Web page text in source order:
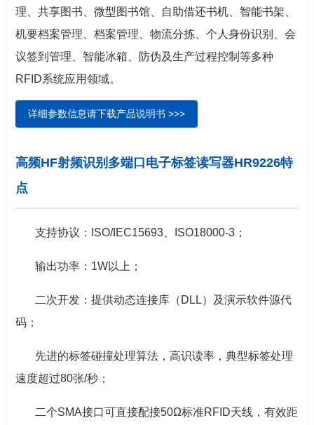
理、共享图书、微型图书馆、自助借还书机、智能书架、
机要档案管理、档案管理、物流分拣、个人身份识别、会
议签到管理、智能冰箱、防伪及生产过程控制等多种
RFID系统应用领域。
详细参数信息请下载产品说明书 >>>
高频HF射频识别多端口电子标签读写器HR9226特
点
支持协议：ISO/IEC15693、ISO18000-3；
输出功率：1W以上；
二次开发：提供动态连接库（DLL）及演示软件源代
码；
先进的标签碰撞处理算法，高识读率，典型标签处理
速度超过80张/秒；
二个SMA接口可直接配接50Ω标准RFID天线，有效距